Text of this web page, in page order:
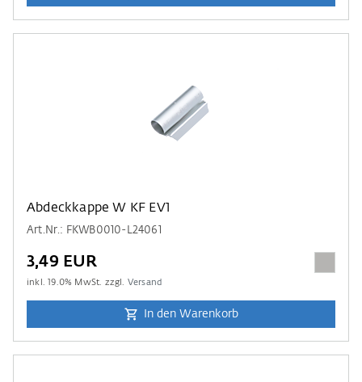
Abdeckkappe W KF EV1
Art.Nr.: FKWB0010-L24061
3,49 EUR
inkl.19.0% MwSt. zzgl. Versand
In den Warenkorb